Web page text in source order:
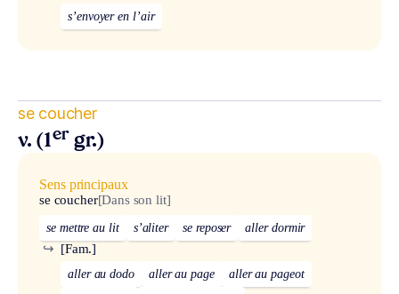
s’envoyer en l’air
se coucher
v. (1er gr.)
Sens principaux
se coucher[Dans son lit]
se mettre au lit s’aliter se reposer aller dormir
[Fam.]
↪
aller au dodo aller au page
aller au pageot